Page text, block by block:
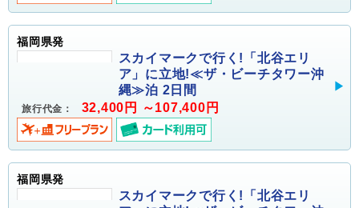
福岡県発
スカイマークで行く!「北谷エリ
ア」に立地!≪ザ・ビーチタワー沖
縄≫泊 2日間
旅行代金： 32,400円 ～107,400円
福岡県発
スカイマークで行く!「北谷エリ